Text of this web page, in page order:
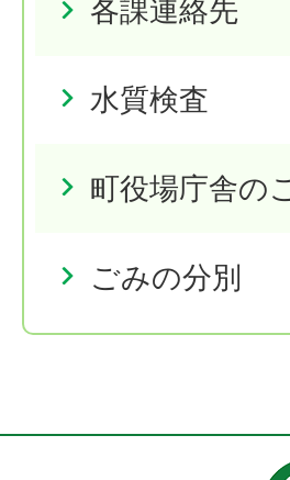
各課連絡先
水質検査
町役場庁舎の
ごみの分別